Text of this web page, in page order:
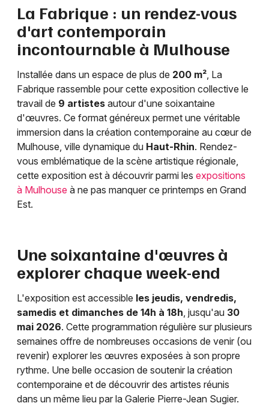
Artistes en tournée
Actus à Mulhouse
Actus tourisme & loisirs
Restaurants
Choisir mes départements
Mon email
Je m'abonne
La Fabrique : un rendez-vous
d'art contemporain
incontournable à Mulhouse
Installée dans un espace de plus de 200 m², La
Fabrique rassemble pour cette exposition collective le
travail de 9 artistes autour d'une soixantaine
d'œuvres. Ce format généreux permet une véritable
immersion dans la création contemporaine au cœur de
Mulhouse, ville dynamique du Haut-Rhin. Rendez-
vous emblématique de la scène artistique régionale,
cette exposition est à découvrir parmi les expositions
à Mulhouse à ne pas manquer ce printemps en Grand
Est.
Une soixantaine d'œuvres à
explorer chaque week-end
L'exposition est accessible les jeudis, vendredis,
samedis et dimanches de 14h à 18h, jusqu'au 30
mai 2026. Cette programmation régulière sur plusieurs
semaines offre de nombreuses occasions de venir (ou
revenir) explorer les œuvres exposées à son propre
rythme. Une belle occasion de soutenir la création
contemporaine et de découvrir des artistes réunis
dans un même lieu par la Galerie Pierre-Jean Sugier.